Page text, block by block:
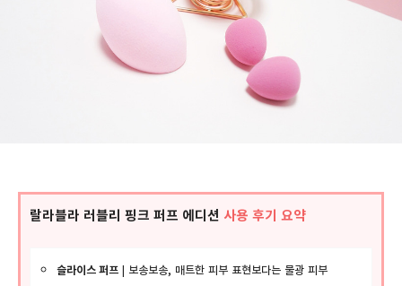
랄라블라 러블리 핑크 퍼프 에디션 사용 후기 요약
슬라이스 퍼프 | 보송보송, 매트한 피부 표현보다는 물광 피부